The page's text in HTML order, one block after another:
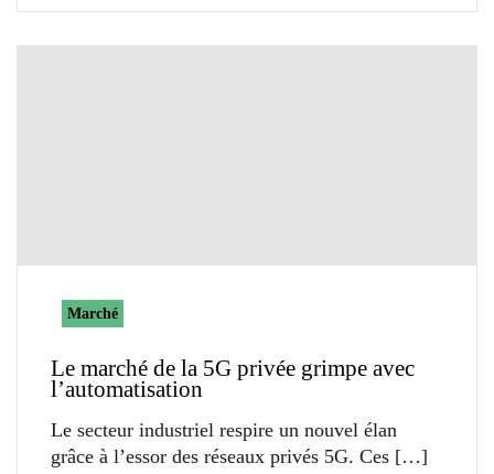
Marché
Le marché de la 5G privée grimpe avec
l’automatisation
Le secteur industriel respire un nouvel élan
grâce à l’essor des réseaux privés 5G. Ces